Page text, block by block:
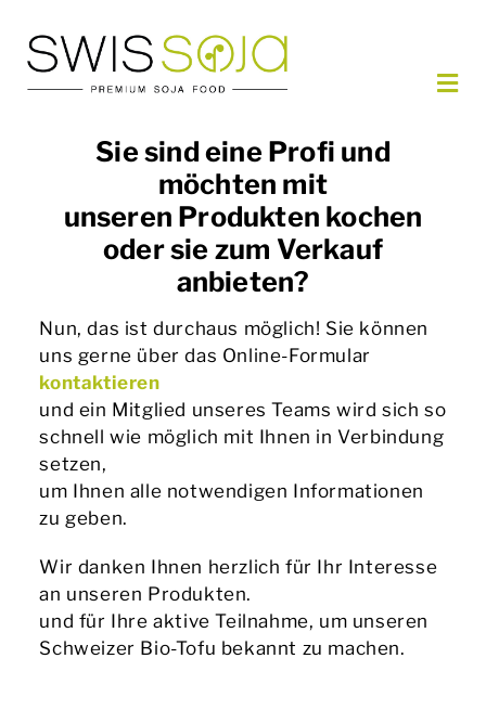
content
PARTNER
DE
Sie sind eine Profi und
möchten mit
unseren Produkten kochen
oder sie zum Verkauf
anbieten?
Nun, das ist durchaus möglich! Sie können
uns gerne über das Online-Formular
kontaktieren
und ein Mitglied unseres Teams wird sich so
schnell wie möglich mit Ihnen in Verbindung
setzen,
um Ihnen alle notwendigen Informationen
zu geben.
Wir danken Ihnen herzlich für Ihr Interesse
an unseren Produkten.
und für Ihre aktive Teilnahme, um unseren
Schweizer Bio-Tofu bekannt zu machen.